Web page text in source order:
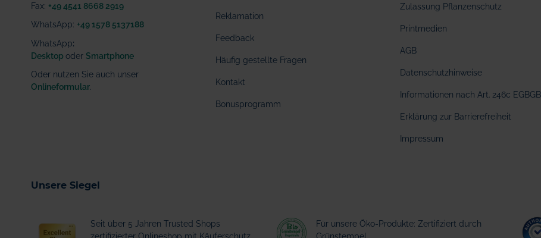
Fax: +49 4541 8668 2919
WhatsApp: +49 1578 5137188
WhatsApp:
Desktop oder Smartphone
Oder nutzen Sie auch unser
Onlineformular
Reklamation
Feedback
Häufig gestellte Fragen
Kontakt
Bonusprogramm
Zulassung Pflanzenschutz
Printmedien
AGB
Datenschutzhinweise
Informationen nach Art. 246c EGBGB
Erklärung zur Barrierefreiheit
Impressum
Unsere Siegel
Seit über 5 Jahren Trusted Shops
Für unsere Öko-Produkte: Zertifiziert durch